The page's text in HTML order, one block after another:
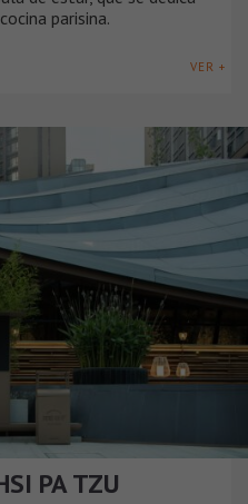
parisina.
VER +
PA TZU